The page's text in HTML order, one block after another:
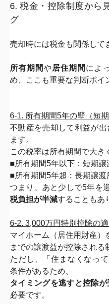
6. 税金・控除制度から
グ
売却時には税金も関係して
所有期間や居住期間 によ
め、
ここも重要な判断ポイ
6-1. 所有期間5年の壁（短
不動産を売却して利益が
ます。
この税率は所有期間で大き
■所有期間5年以下：短期譲
■所有期間5年超：長期譲渡
つまり、あと少しで5年を
税負担が半減することもあ
6-2. 3,000万円特別控除の
マイホーム（居住用財産）
までの譲渡益が控除される
ただし、「住まなくなっ
条件があるため、
タイミングを逃すと控除
必要です。